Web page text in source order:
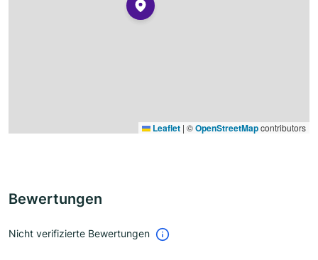
Leaflet | ©OpenStreetMapcontributors
Bewertungen
Nicht verifizierte Bewertungen